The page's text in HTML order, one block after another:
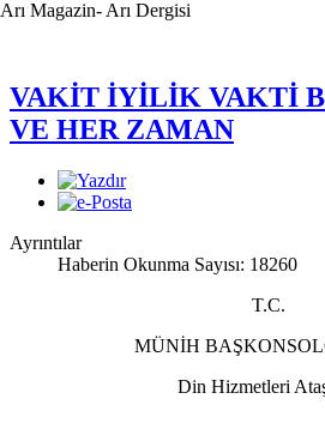
Arı Magazin- Arı Dergisi
VAKİT İYİLİK VAKTİ
VE HER ZAMAN
Ayrıntılar
Haberin Okunma Sayısı: 18260
T.C.
MÜNİH
Din Hizmetleri